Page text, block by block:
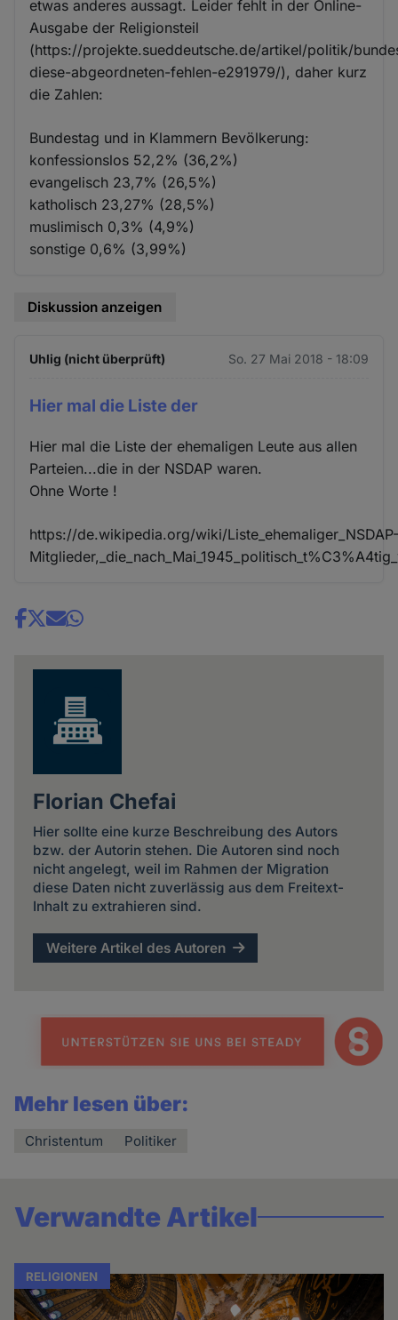
etwas anderes aussagt. Leider fehlt in der Online-
Ausgabe der Religionsteil
(https://projekte.sueddeutsche.de/artikel/politik/
diese-abgeordneten-fehlen-e291979/), daher kurz
die Zahlen:
Bundestag und in Klammern Bevölkerung:
konfessionslos 52,2% (36,2%)
evangelisch 23,7% (26,5%)
katholisch 23,27% (28,5%)
muslimisch 0,3% (4,9%)
sonstige 0,6% (3,99%)
Diskussion anzeigen
Uhlig (nicht überprüft) So. 27 Mai 2018 - 18:09
Hier mal die Liste der
Hier mal die Liste der ehemaligen Leute aus allen
Parteien...die in der NSDAP waren.
Ohne Worte !
https://de.wikipedia.org/wiki/
Share
Florian Chefai
Hier sollte eine kurze Beschreibung des Autors
bzw. der Autorin stehen. Die Autoren sind noch
nicht angelegt, weil im Rahmen der Migration
diese Daten nicht zuverlässig aus dem Freitext-
Inhalt zu extrahieren sind.
Weitere Artikel des Autoren
Mehr lesen über:
Christentum Politiker
Verwandte Artikel
RELIGIONEN